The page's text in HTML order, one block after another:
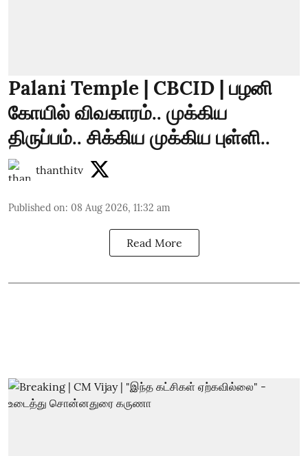
Palani Temple | CBCID | பழனி
கோயில் விவகாரம்.. முக்கிய
திருப்பம்.. சிக்கிய முக்கிய புள்ளி..
thanthitv
Published on: 08 Aug 2026, 11:32 am
Read More